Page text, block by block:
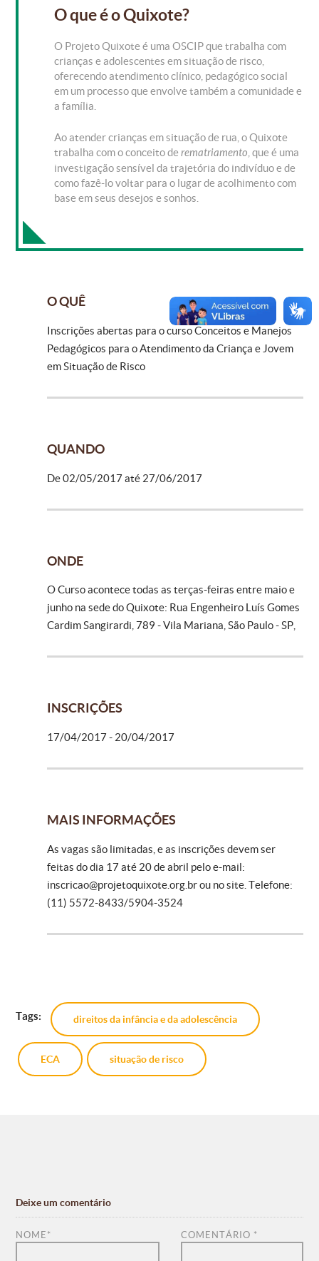
O que é o Quixote?
O Projeto Quixote é uma OSCIP que trabalha com
crianças e adolescentes em situação de risco,
oferecendo atendimento clínico, pedagógico social
em um processo que envolve também a comunidade e
a família.
Ao atender crianças em situação de rua, o Quixote
trabalha com o conceito de rematriamento , que é uma
investigação sensível da trajetória do indivíduo e de
como fazê-lo voltar para o lugar de acolhimento com
base em seus desejos e sonhos.
O QUÊ
Inscrições abertas para o curso Conceitos e Manejos
Pedagógicos para o Atendimento da Criança e Jovem
em Situação de Risco
QUANDO
De 02/05/2017 até 27/06/2017
ONDE
O Curso acontece todas as terças-feiras entre maio e
junho na sede do Quixote: Rua Engenheiro Luís Gomes
Cardim Sangirardi, 789 - Vila Mariana, São Paulo - SP,
INSCRIÇÕES
17/04/2017 - 20/04/2017
MAIS INFORMAÇÕES
As vagas são limitadas, e as inscrições devem ser
feitas do dia 17 até 20 de abril pelo e-mail:
inscricao@projetoquixote.org.brou no site. Telefone:
(11) 5572-8433/5904-3524
Tags: direitos da infância e da adolescência
ECA situação de risco
Deixe um comentário
COMENTÁRIO *
NOME *